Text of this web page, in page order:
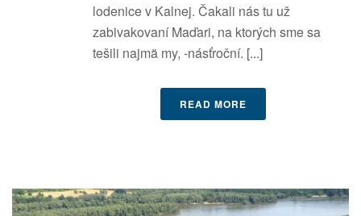
lodenice v Kalnej. Čakali nás tu už
zabivakovaní Maďari, na ktorých sme sa
tešili najmä my, -násťroční. [...]
READ MORE